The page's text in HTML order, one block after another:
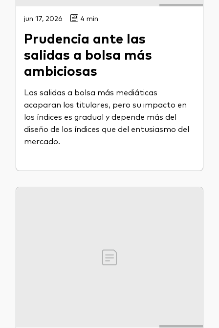
jun 17, 2026 4 min
Prudencia ante las
salidas a bolsa más
ambiciosas
Las salidas a bolsa más mediáticas
acaparan los titulares, pero su impacto en
los índices es gradual y depende más del
diseño de los índices que del entusiasmo del
mercado.